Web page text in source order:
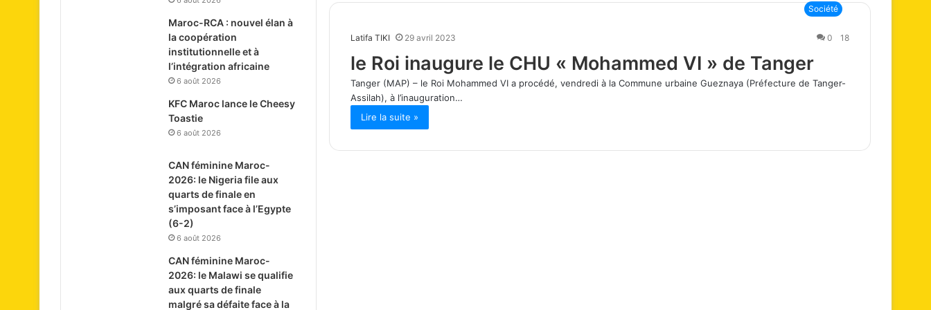
Société
Latifa TIKI 29 avril 2023 0 18
le Roi inaugure le CHU « Mohammed VI » de Tanger
Tanger (MAP) – le Roi Mohammed VI a procédé, vendredi à la Commune urbaine Gueznaya (Préfecture de Tanger-
Assilah), à l’inauguration…
Lire la suite »
Maroc-RCA : nouvel élan à
la coopération
institutionnelle et à
l’intégration africaine
6 août 2026
KFC Maroc lance le Cheesy
Toastie
6 août 2026
CAN féminine Maroc-
2026: le Nigeria file aux
quarts de finale en
s’imposant face à l’Egypte
(6-2)
6 août 2026
CAN féminine Maroc-
2026: le Malawi se qualifie
aux quarts de finale
malgré sa défaite face à la